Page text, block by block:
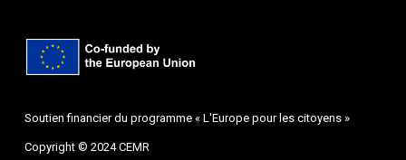
Soutien financier du programme « L'Europe pour les citoyens »
Copyright © 2024 CEMR